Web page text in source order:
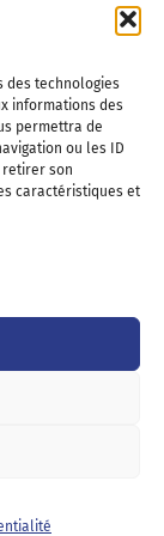
des technologies
informations des
permettra de
ou les ID
retirer son
caractéristiques et
Littoraux